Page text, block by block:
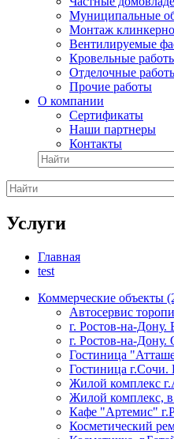
Муниципальные
Монтаж
Вентилируемые
Кровельные
Отделочные
Прочие работы
О компании
Сертификаты
Наши партнеры
Контакты
Услуги
Главная
test
Коммерческие объекты
Автосервис
г. Ростов-на-Дону.
г. Ростов-на-Дону.
Гостиница
Гостиница г.Сочи.
Жилой комплекс
Жилой комплекс,
Кафе "Артемис"
Косметический